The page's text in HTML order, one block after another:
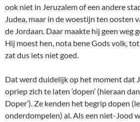
ook niet in Jeruzalem of een andere
Judea, maar in de woestijn ten oosten
de Jordaan. Daar maakte hij geen weg
Hij moest hen, nota bene Gods volk,
zat dus iets niet goed.
Dat werd duidelijk op het moment dat
opriep zich te laten ‘dopen’ (hieraan
Doper’). Ze kenden het begrip dopen
onderdompelen) al. Als een niet-Jood